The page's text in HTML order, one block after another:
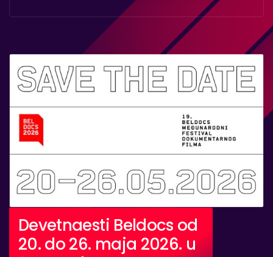
Devetnaesti Beldocs od
20. do 26. maja 2026. u